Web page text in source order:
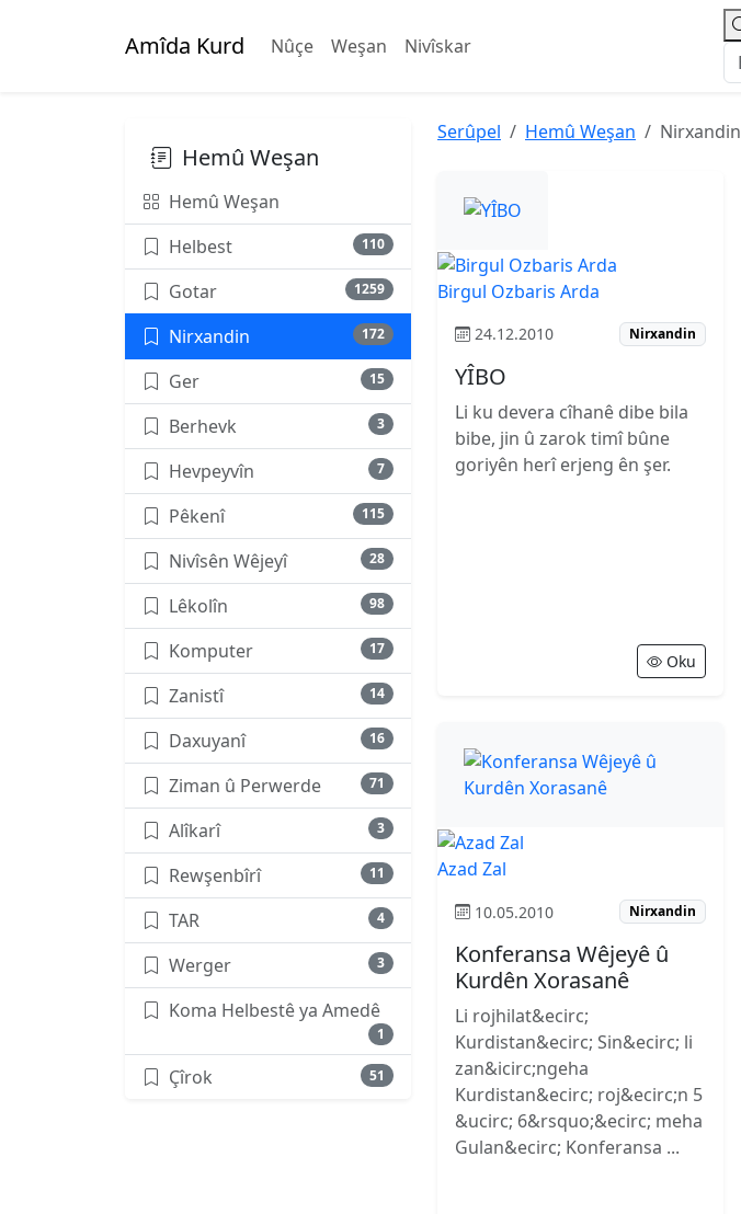
Amîda Kurd Nûçe Weşan Nivîskar
Hemû Weşan
Hemû Weşan
Helbest
110
Gotar 1259
Nirxandin 172
Ger 15
Berhevk 3
Hevpeyvîn 7
Pêkenî 115
Nivîsên Wêjeyî 28
Lêkolîn 98
Komputer 17
Zanistî 14
Daxuyanî 16
Ziman û Perwerde 71
Alîkarî 3
Rewşenbîrî 11
TAR 4
Werger 3
Koma Helbestê ya Amedê
1
Çîrok 51
Serûpel Hemû Weşan Nirxandin
Birgul Ozbaris Arda
24.12.2010 Nirxandin
YÎBO
Li ku devera cîhanê dibe bila
bibe, jin û zarok timî bûne
goriyên herî erjeng ên şer.
Oku
Azad Zal
10.05.2010 Nirxandin
Konferansa Wêjeyê û
Kurdên Xorasanê
Li rojhilat&ecirc;
Kurdistan&ecirc; Sin&ecirc; li
zan&icirc;ngeha
Kurdistan&ecirc; roj&ecirc;n 5
&ucirc; 6&rsquo;&ecirc; meha
Gulan&ecirc; Konferansa ...